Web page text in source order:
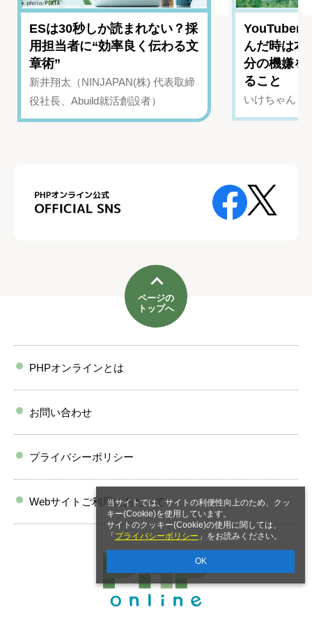
当サイトでは、サイトの利便性向上のため、クッ
キー(Cookie)を使用しています。
サイトのクッキー(Cookie)の使用に関しては、
「 プライバシーポリシー 」をお読みください。
OK
ESは30秒しか読まれない？採
用担当者に“効率良く伝わる文
章術”
新井翔太（NINJAPAN(株) 代表取締
役社長、Abuild就活創設者）
YouTuber
んだ時は
分の機嫌を
ること
いけちゃん（
ページの
トップへ
PHPオンラインとは
お問い合わせ
プライバシーポリシー
Webサイトご利用にあたって